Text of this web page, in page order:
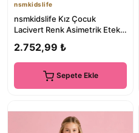
nsmkidslife
nsmkidslife Kız Çocuk
Lacivert Renk Asimetrik Etek
2.752,99 ₺
Sepete Ekle